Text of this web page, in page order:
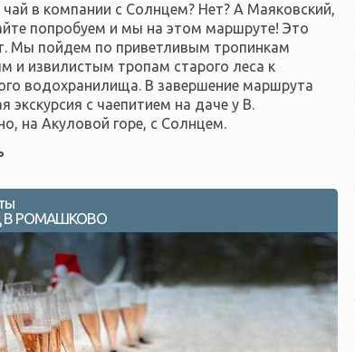
в компании с Солнцем? Нет? А Маяковский,
попробуем и мы на этом маршруте! Это
Мы пойдем по приветливым тропинкам
и извилистым тропам старого леса к
водохранилища. В завершение маршрута
с чаепитием на даче у В.
на Акуловой горе, с Солнцем.
В РОМАШКОВО